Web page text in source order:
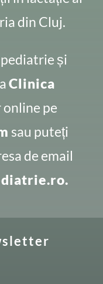
din Cluj.
și
Clinica
online pe
sau puteți
de email